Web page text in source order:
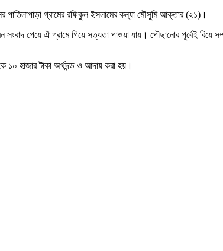
পাতিলাপাড়া গ্রামের রফিকুল ইসলামের কন্যা মৌসুমি আক্তার (২১)।
পেয়ে ঐ গ্রামে গিয়ে সত্যতা পাওয়া যায়। পৌছানোর পূর্বেই বিয়ে
১০ হাজার টাকা অর্থদন্ড ও আদায় করা হয়।